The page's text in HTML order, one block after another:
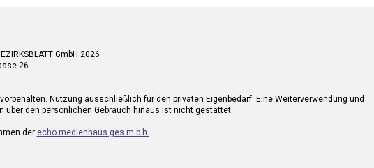
GmbH 2026
26
Nutzung ausschließlich für den privaten Eigenbedarf. Eine Weiterverwendung und
über den persönlichen Gebrauch hinaus ist nicht gestattet.
der echo medienhaus ges.m.b.h.